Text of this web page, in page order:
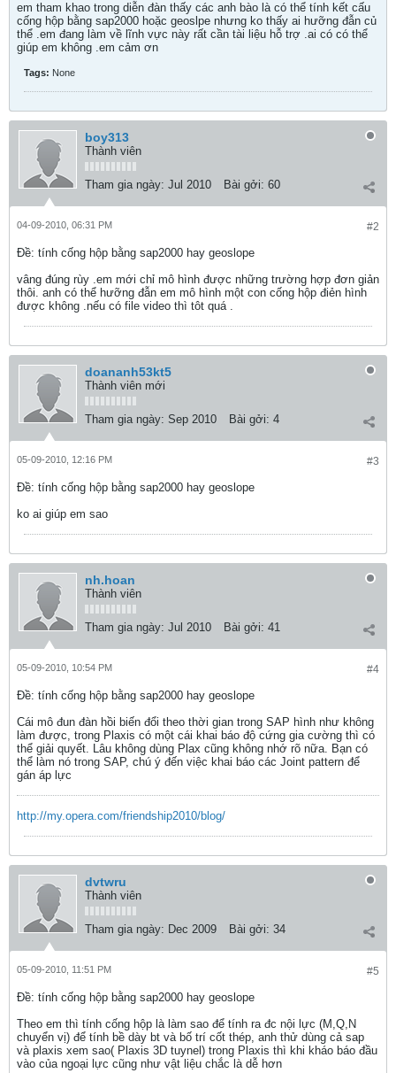
em tham khao trong diễn đàn thấy các anh bào là có thể tính kết cấu
cống hộp bằng sap2000 hoặc geoslpe nhưng ko thấy ai hưỡng đẫn củ
thể .em đang làm về lĩnh vực này rất cần tài liệu hỗ trợ .ai có có thể
giúp em không .em cảm ơn
Tags: None
boy313
Thành viên
Tham gia ngày: Jul 2010 Bài gởi: 60
#2
04-09-2010, 06:31 PM
Ðề: tính cống hộp bằng sap2000 hay geoslope
vâng đúng rùy .em mới chỉ mô hình được những trường hợp đơn giản
thôi. anh có thể hưỡng đẫn em mô hình một con cống hộp điẻn hình
được không .nếu có file video thì tôt quá .
doananh53kt5
Thành viên mới
Tham gia ngày: Sep 2010 Bài gởi: 4
#3
05-09-2010, 12:16 PM
Ðề: tính cống hộp bằng sap2000 hay geoslope
ko ai giúp em sao
nh.hoan
Thành viên
Tham gia ngày: Jul 2010 Bài gởi: 41
#4
05-09-2010, 10:54 PM
Ðề: tính cống hộp bằng sap2000 hay geoslope
Cái mô đun đàn hồi biến đổi theo thời gian trong SAP hình như không
làm được, trong Plaxis có một cái khai báo độ cứng gia cường thì có
thể giải quyết. Lâu không dùng Plax cũng không nhớ rõ nữa. Bạn có
thể làm nó trong SAP, chú ý đến việc khai báo các Joint pattern để
gán áp lực
http://my.opera.com/friendship2010/blog/
dvtwru
Thành viên
Tham gia ngày: Dec 2009 Bài gởi: 34
#5
05-09-2010, 11:51 PM
Ðề: tính cống hộp bằng sap2000 hay geoslope
Theo em thì tính cống hộp là làm sao để tính ra đc nội lực (M,Q,N
chuyển vị) để tính bề dày bt và bố trí cốt thép, anh thử dùng cả sap
và plaxis xem sao( Plaxis 3D tuynel) trong Plaxis thì khi kháo báo đầu
vào của ngoại lực cũng như vật liệu chắc là dễ hơn